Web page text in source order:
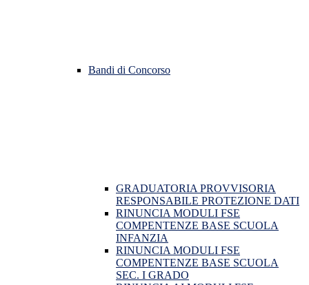
Bandi di Concorso
GRADUATORIA PROVVISORIA
RESPONSABILE PROTEZIONE DATI
RINUNCIA MODULI FSE
COMPENTENZE BASE SCUOLA
INFANZIA
RINUNCIA MODULI FSE
COMPENTENZE BASE SCUOLA
SEC. I GRADO